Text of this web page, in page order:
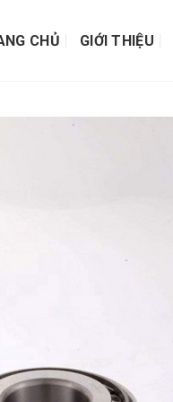
CHỦ GIỚI THIỆU